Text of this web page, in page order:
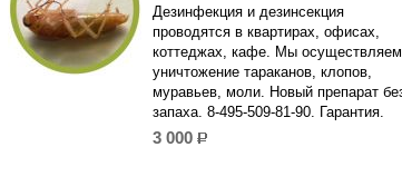
Дезинфекция и дезинсекция
проводятся в квартирах, офисах,
коттеджах, кафе. Мы осуществляем
уничтожение тараканов, клопов,
муравьев, моли. Новый препарат
запаха. 8-495-509-81-90. Гарантия.
3 000 р.